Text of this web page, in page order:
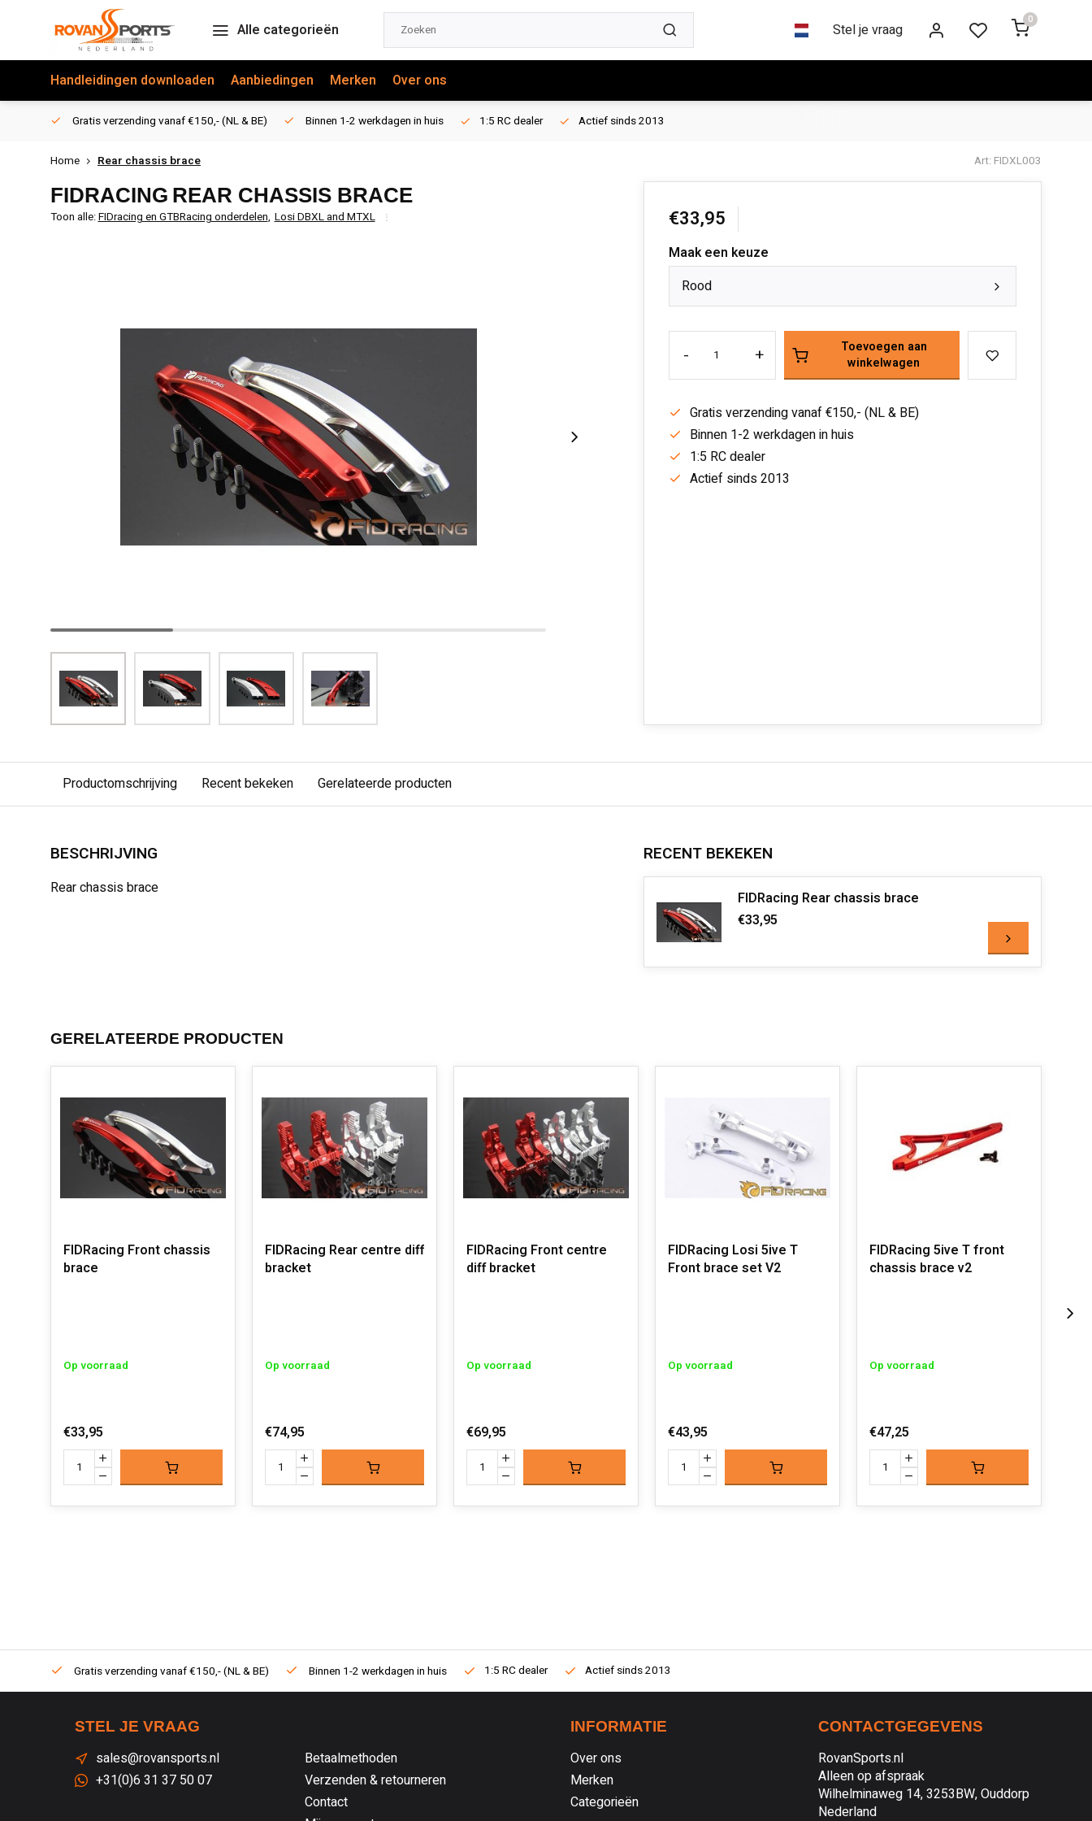
Alle categorieën Stel je vraag
0
Handleidingen downloaden Aanbiedingen Merken Over ons
Gratis verzending vanaf €150,- (NL & BE) Binnen 1-2 werkdagen in huis 1:5 RC dealer Actief sinds 2013
Home Rear chassis brace Art: FIDXL003
FIDRACING REAR CHASSIS BRACE
Toon alle:FIDracing en GTBRacing onderdelen, Losi DBXL and MTXL €33,95
Maak een keuze
Rood
- +
Toevoegen aan
winkelwagen
Gratis verzending vanaf €150,- (NL & BE)
Binnen 1-2 werkdagen in huis
1:5 RC dealer
Actief sinds 2013
Productomschrijving Recent bekeken Gerelateerde producten
BESCHRIJVING
Rear chassis brace
RECENT BEKEKEN
FIDRacing Rear chassis brace
€33,95
GERELATEERDE PRODUCTEN
FIDRacing Front chassis
brace
Op voorraad
€33,95
FIDRacing Rear centre diff
bracket
Op voorraad
€74,95
FIDRacing Front centre
diff bracket
Op voorraad
€69,95
FIDRacing Losi 5ive T
Front brace set V2
Op voorraad
€43,95
FIDRacing 5ive T front
chassis brace v2
Op voorraad
€47,25
Gratis verzending vanaf €150,- (NL & BE) Binnen 1-2 werkdagen in huis 1:5 RC dealer Actief sinds 2013
STEL JE VRAAG
sales@rovansports.nl
+31(0)6 31 37 50 07
Betaalmethoden
Verzenden & retourneren
Contact
INFORMATIE
Over ons
Merken
Categorieën
CONTACTGEGEVENS
RovanSports.nl
Alleen op afspraak
Wilhelminaweg 14, 3253BW, Ouddorp
Nederland